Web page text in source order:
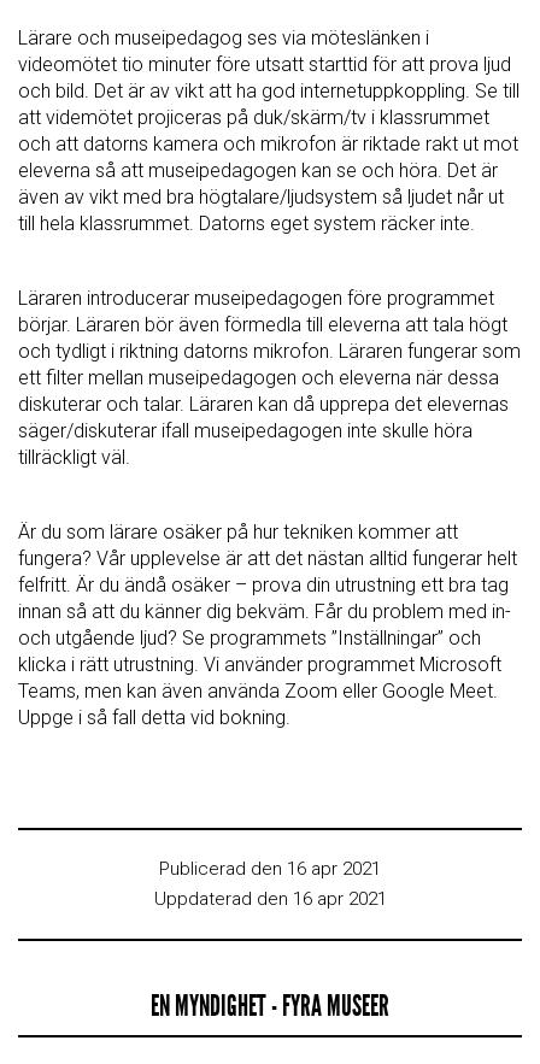
Lärare och museipedagog ses via möteslänken i
videomötet tio minuter före utsatt starttid för att prova ljud
och bild. Det är av vikt att ha god internetuppkoppling. Se till
att videmötet projiceras på duk/skärm/tv i klassrummet
och att datorns kamera och mikrofon är riktade rakt ut mot
eleverna så att museipedagogen kan se och höra. Det är
även av vikt med bra högtalare/ljudsystem så ljudet når ut
till hela klassrummet. Datorns eget system räcker inte.
Läraren introducerar museipedagogen före programmet
börjar. Läraren bör även förmedla till eleverna att tala högt
och tydligt i riktning datorns mikrofon. Läraren fungerar som
ett filter mellan museipedagogen och eleverna när dessa
diskuterar och talar. Läraren kan då upprepa det elevernas
säger/diskuterar ifall museipedagogen inte skulle höra
tillräckligt väl.
Är du som lärare osäker på hur tekniken kommer att
fungera? Vår upplevelse är att det nästan alltid fungerar helt
felfritt. Är du ändå osäker – prova din utrustning ett bra tag
innan så att du känner dig bekväm. Får du problem med in-
och utgående ljud? Se programmets ”Inställningar” och
klicka i rätt utrustning. Vi använder programmet Microsoft
Teams, men kan även använda Zoom eller Google Meet.
Uppge i så fall detta vid bokning.
Publicerad den 16 apr 2021
Uppdaterad den 16 apr 2021
EN MYNDIGHET - FYRA MUSEER